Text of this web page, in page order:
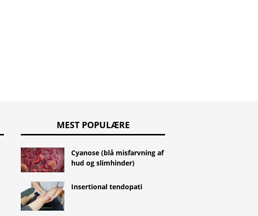
MEST POPULÆRE
Cyanose (blå misfarvning af
hud og slimhinder)
Insertional tendopati